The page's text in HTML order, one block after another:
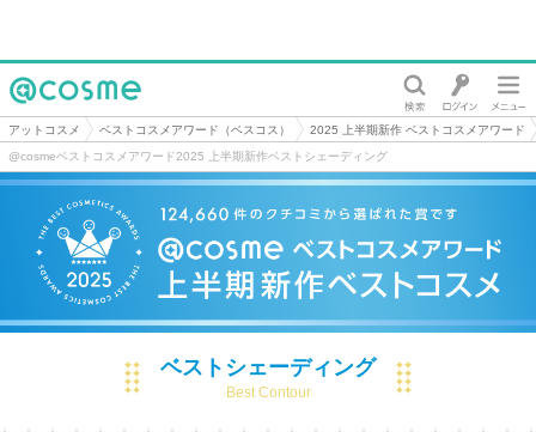
@cosme
アットコスメ ベストコスメアワード（ベスコス）
2025 上半期新作 ベストコスメアワード
@cosmeベストコスメアワード2025 上半期新作ベストシェーディング
ベストシェーディング
Best Contour